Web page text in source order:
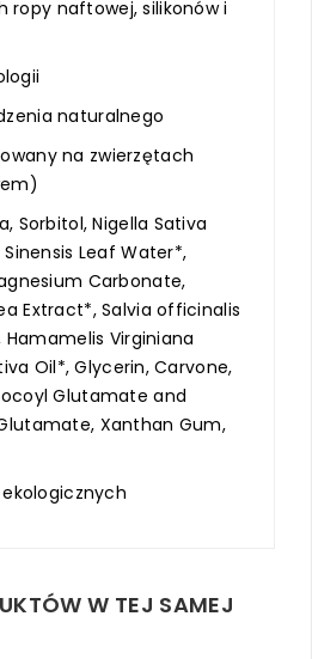
ropy naftowej, silikonów i
naturalnego
na zwierzętach
Sorbitol, Nigella Sativa
Leaf Water*,
Carbonate,
Extract*, Salvia officinalis
Hamamelis Virginiana
Oil*, Glycerin, Carvone,
Glutamate and
Xanthan Gum,
ekologicznych
W TEJ SAMEJ